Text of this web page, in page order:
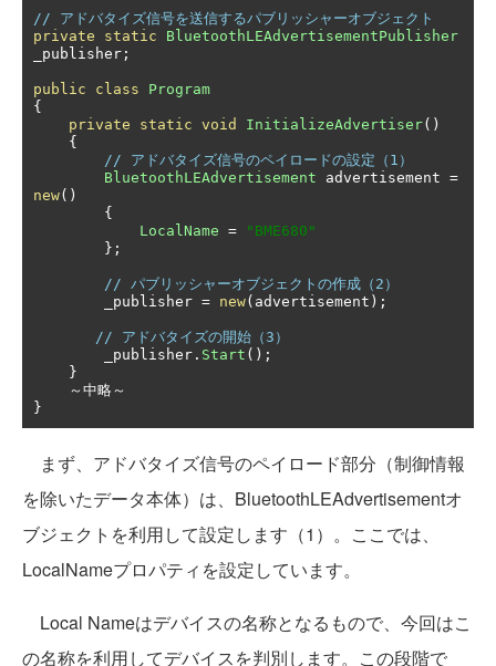
// アドバタイズ信号を送信するパブリッシャーオブジェクト
private
static
BluetoothLEAdvertisementPublisher
_publisher ;
public class
Program
{
private
static void InitializeAdvertiser()
{
// アドバタイズ信号のペイロードの設定（1）
BluetoothLEAdvertisement advertisement =
new()
{
LocalName =
"BME680"
};
// パブリッシャーオブジェクトの作成（2）
        _publisher
= new( advertisement );
// アドバタイズの開始（3）
        _publisher
. Start ();
}
～中略～
}
まず、アドバタイズ信号のペイロード部分（制御情報
を除いたデータ本体）は、BluetoothLEAdvertisementオ
ブジェクトを利用して設定します（1）。ここでは、
LocalNameプロパティを設定しています。
Local Nameはデバイスの名称となるもので、今回はこ
の名称を利用してデバイスを判別します。この段階で